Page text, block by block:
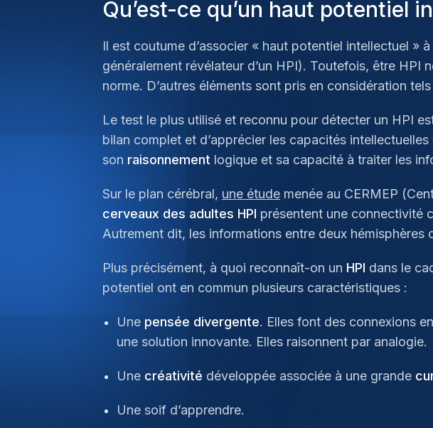
Qu’est-ce qu’un haut potentiel
Il est coutume d’associer « haut potentiel intellectuel » à
généralement révélateur d’un HPI). Toutefois, être HPI
norme. D’autres éléments sont pris en considération
Le test le plus utilisé et reconnu pour détecter un HPI
bilan complet et d’apprécier les capacités
son raisonnement logique et sa capacité à traiter les
Sur le plan cérébral, une étude menée au CERMEP
cerveaux des adultes HPI présentent une connectivité
Autrement dit, les informations entre deux hémisphères
Plus précisément, à quoi reconnaît-on un HPI dans le
potentiel ont en commun plusieurs caractéristiques :
Une pensée divergente. Elles font des connexions
une solution innovante. Elles raisonnent par analogie.
Une créativité développée associée à une grande
Une soif d’apprendre.